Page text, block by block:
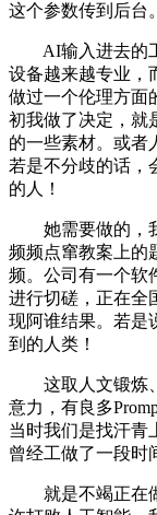
这个参数传到后台。
AI输入进去的工
设备越来越专业，
做过一个伦理方面
初我做了决定，就
的一些素材。或者
若是不分歧的话，
的人！
她需要做的，我
频频点窜教案上的
频。公司有一个软
进行切磋，正在全
现阿谁结果。若是
到的人类！
这取人文锻炼、
意力，有良多
当时我们是找汗青
曾经工做了一段时
就是不竭正在做